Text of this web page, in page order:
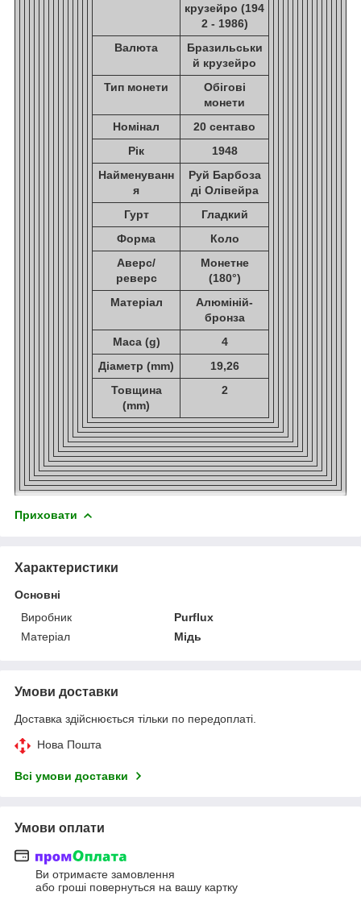
крузейро (194
2 - 1986)
Валюта
Бразильськи
й крузейро
Тип монети
Обігові
монети
Номінал
20 сентаво
Рік
1948
Найменуванн
я
Руй Барбоза
ді Олівейра
Гурт
Гладкий
Форма
Коло
Аверс/
реверс
Монетне
(180°)
Матеріал
Алюміній-
бронза
Маса (g)
4
Діаметр (mm)
19,26
Товщина
(mm)
2
Приховати
Характеристики
Основні
Виробник
Purflux
Матеріал
Мідь
Умови доставки
Доставка здійснюється тільки по передоплаті.
Нова Пошта
Всі умови доставки
Умови оплати
Ви отримаєте замовлення
або гроші повернуться на вашу картку